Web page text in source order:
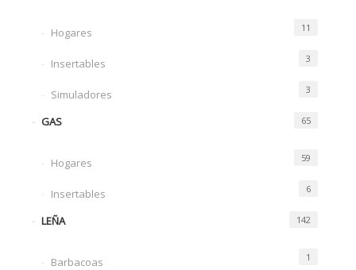
Hogares 11
Insertables 3
Simuladores 3
GAS 65
Hogares 59
Insertables 6
LEÑA 142
Barbacoas 1